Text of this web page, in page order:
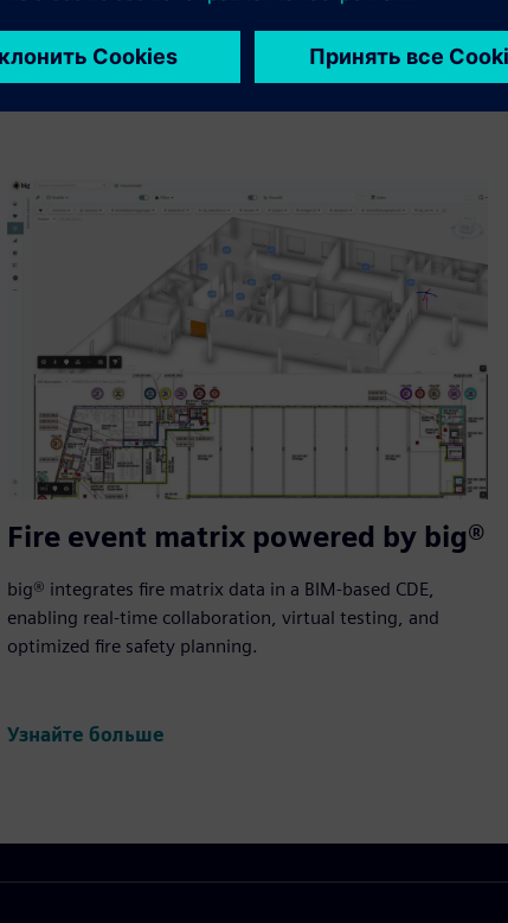
Fire event matrix powered by big®
big® integrates fire matrix data in a BIM-based CDE,
enabling real-time collaboration, virtual testing, and
optimized fire safety planning.
Узнайте больше